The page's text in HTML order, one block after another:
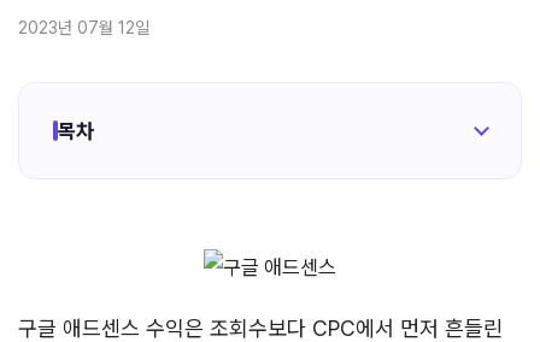
2023년 07월 12일
목차
구글 애드센스 수익은 조회수보다 CPC에서 먼저 흔들린